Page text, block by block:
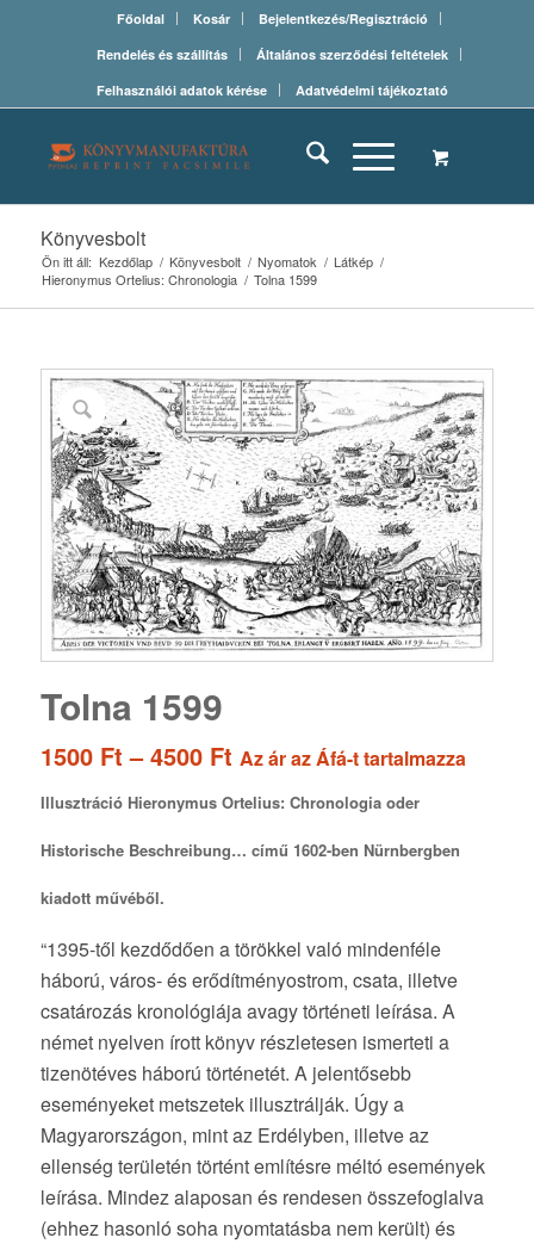
Főoldal Kosár
Bejelentkezés/Regisztráció
Rendelés és szállítás
Általános szerződési feltételek
Felhasználói adatok kérése
Adatvédelmi tájékoztató
Könyvesbolt
Ön itt áll: Kezdőlap / Könyvesbolt / Nyomatok / Látkép /
Hieronymus Ortelius: Chronologia / Tolna 1599
Tolna 1599
1500 Ft – 4500 FtÁrtartomány:
-
4500 Ft
Az ár az Áfá-t tartalmazza
Illusztráció Hieronymus Ortelius: Chronologia oder
Historische Beschreibung… című 1602-ben Nürnbergben
kiadott művéből.
“1395-től kezdődően a törökkel való mindenféle
háború, város- és erődítményostrom, csata, illetve
csatározás kronológiája avagy történeti leírása. A
német nyelven írott könyv részletesen ismerteti a
tizenötéves háború történetét. A jelentősebb
eseményeket metszetek illusztrálják. Úgy a
Magyarországon, mint az Erdélyben, illetve az
ellenség területén történt említésre méltó események
leírása. Mindez alaposan és rendesen összefoglalva
(ehhez hasonló soha nyomtatásba nem került) és